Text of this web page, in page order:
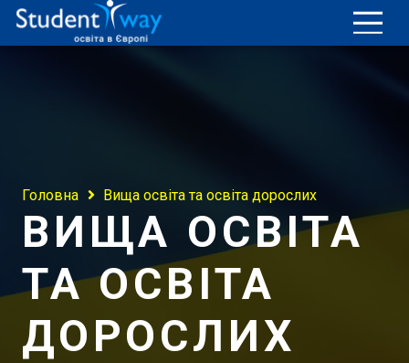
Головна Вища освіта та освіта дорослих
ВИЩА ОСВІТА
ТА ОСВІТА
ДОРОСЛИХ